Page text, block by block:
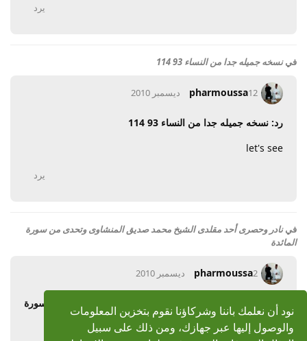
نود أن نعلمك باننا وشركاؤنا نقوم بتخزين المعلومات
والوصول إليها عبر جهازك، ومن ذلك على سبيل
يرد
فينسخه جميله جدا من النساء 93 114
pharmoussa12 ديسمبر 2010
رد: نسخه جميله جدا من النساء 93 114
let's see
يرد
فينادر وحصرى أحد مقلدى الشيخ محمد صديق المنشاوى وتحدى من سورة
المائدة
pharmoussa2 ديسمبر 2010
رد: نادر وحصرى الشيخ محمد صديق المنشاوى وتحدى من سورة
المائدة